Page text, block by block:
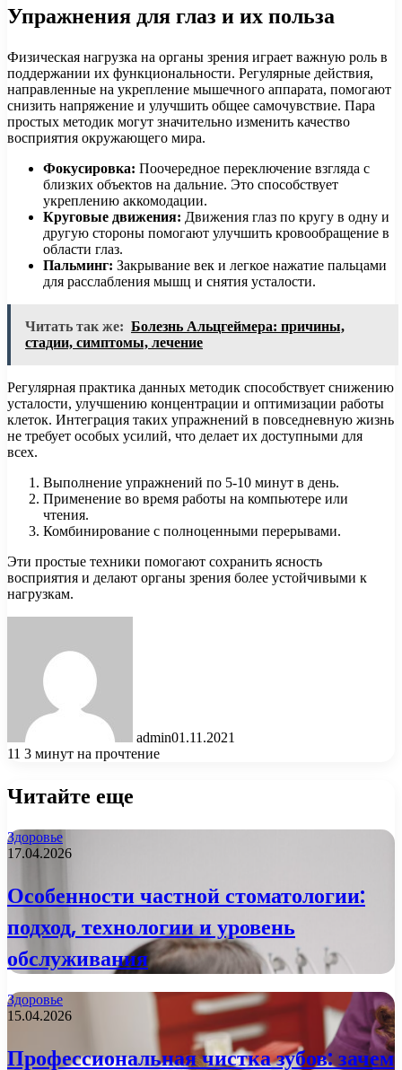
Упражнения для глаз и их польза
Физическая нагрузка на органы зрения играет важную роль в
поддержании их функциональности. Регулярные действия,
направленные на укрепление мышечного аппарата, помогают
снизить напряжение и улучшить общее самочувствие. Пара
простых методик могут значительно изменить качество
восприятия окружающего мира.
Фокусировка: Поочередное переключение взгляда с
близких объектов на дальние. Это способствует
укреплению аккомодации.
Круговые движения: Движения глаз по кругу в одну и
другую стороны помогают улучшить кровообращение в
области глаз.
Пальминг: Закрывание век и легкое нажатие пальцами
для расслабления мышц и снятия усталости.
Читать так же: Болезнь Альцгеймера: причины,
стадии, симптомы, лечение
Регулярная практика данных методик способствует снижению
усталости, улучшению концентрации и оптимизации работы
клеток. Интеграция таких упражнений в повседневную жизнь
не требует особых усилий, что делает их доступными для
всех.
Выполнение упражнений по 5-10 минут в день.
Применение во время работы на компьютере или
чтения.
Комбинирование с полноценными перерывами.
Эти простые техники помогают сохранить ясность
восприятия и делают органы зрения более устойчивыми к
нагрузкам.
admin01.11.2021
11 3 минут на прочтение
Читайте еще
Здоровье
17.04.2026
Особенности частной стоматологии:
подход, технологии и уровень
обслуживания
Здоровье
15.04.2026
Профессиональная чистка зубов: зачем